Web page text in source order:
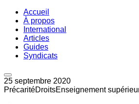
Accueil
À propos
International
Articles
Guides
Syndicats
25 septembre 2020
PrécaritéDroitsEnseignement